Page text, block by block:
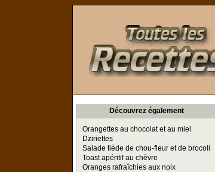
Découvrez également
Orangettes au chocolat et au miel
Dziriettes
Salade tiède de chou-fleur et de brocoli
Toast apéritif au chèvre
Oranges rafraîchies aux noix